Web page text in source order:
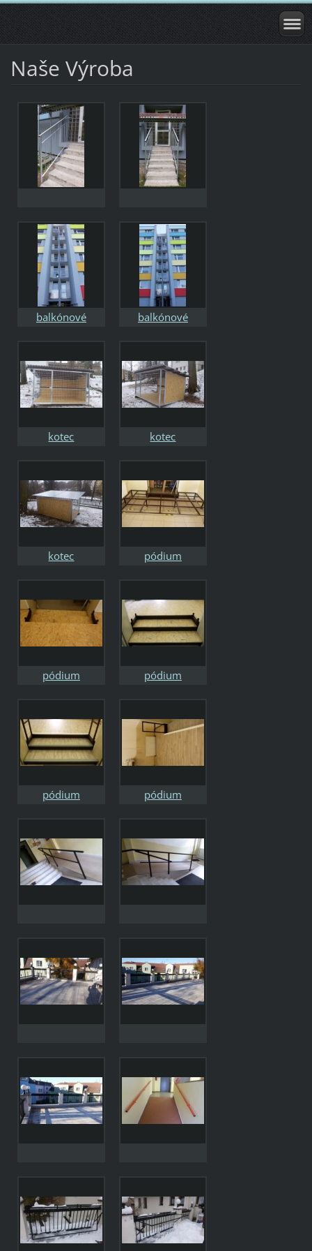
Naše Výroba
balkónové
balkónové
kotec kotec
kotec pódium
pódium pódium
pódium pódium